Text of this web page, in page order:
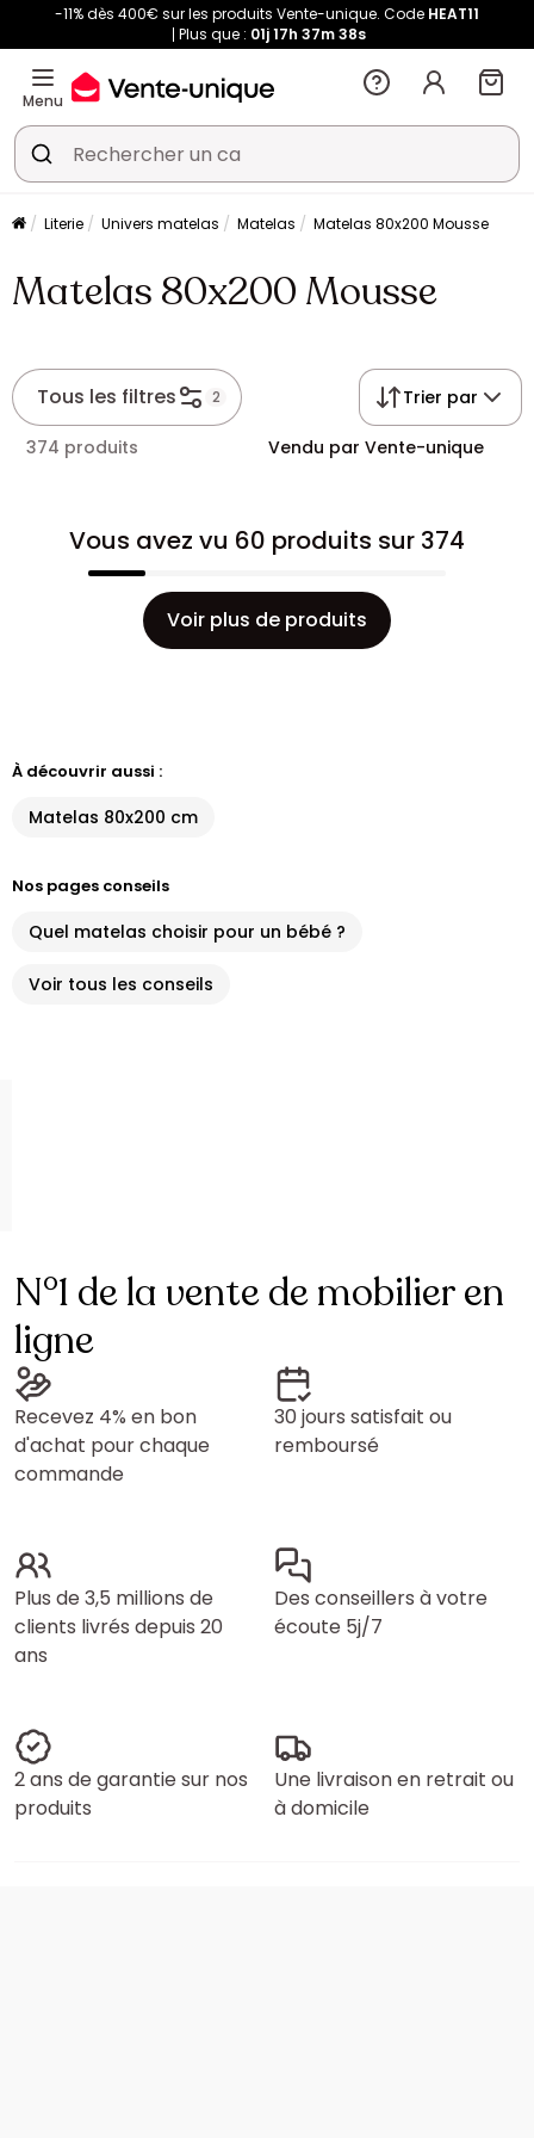
-11% dès 400€ sur les produits Vente-unique. Code HEAT11
Plus que : 01j17h 37m38s
Menu
Literie Univers matelas Matelas Matelas 80x200 Mousse
Matelas 80x200 Mousse
Tous les filtres 2 Trier par
374 produits Vendu par Vente-unique
Vous avez vu 60 produits sur 374
Voir plus de produits
À découvrir aussi :
Matelas 80x200 cm
Nos pages conseils
Quel matelas choisir pour un bébé ?
Voir tous les conseils
N°1 de la vente de mobilier en
ligne
Recevez 4% en bon
d'achat pour chaque
commande
30 jours satisfait ou
remboursé
Plus de 3,5 millions de
clients livrés depuis 20
ans
Des conseillers à votre
écoute 5j/7
2 ans de garantie sur nos
produits
Une livraison en retrait ou
à domicile